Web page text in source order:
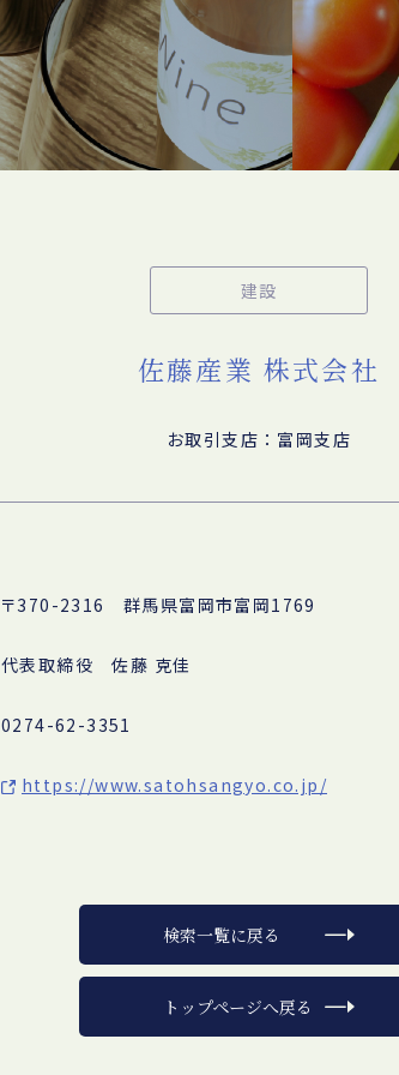
建設
佐藤産業 株式会社
お取引支店：富岡支店
〒370-2316 群馬県富岡市富岡1769
代表取締役 佐藤 克佳
0274-62-3351
https://www.satohsangyo.co.jp/
検索一覧に戻る
トップページへ戻る